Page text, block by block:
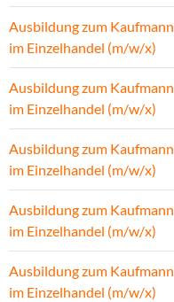
Ausbildung zum Kaufmann
im Einzelhandel (m/w/x)
Ausbildung zum Kaufmann
im Einzelhandel (m/w/x)
Ausbildung zum Kaufmann
im Einzelhandel (m/w/x)
Ausbildung zum Kaufmann
im Einzelhandel (m/w/x)
Ausbildung zum Kaufmann
im Einzelhandel (m/w/x)